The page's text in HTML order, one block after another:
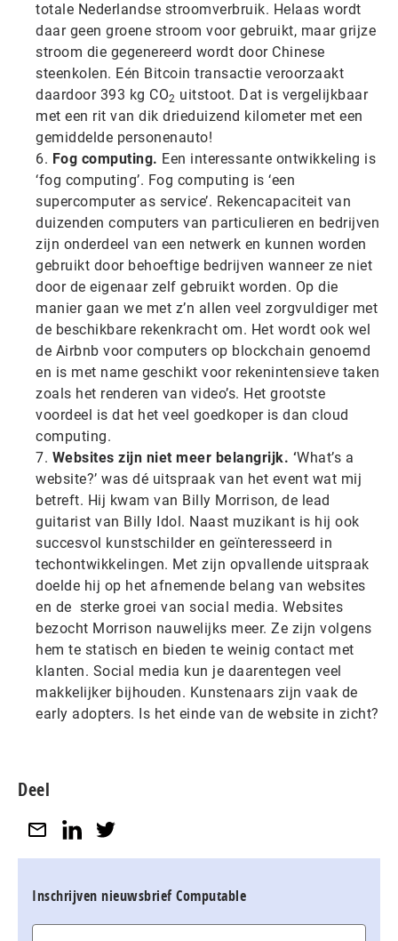
totale Nederlandse stroomverbruik. Helaas wordt
daar geen groene stroom voor gebruikt, maar grijze
stroom die gegenereerd wordt door Chinese
steenkolen. Eén Bitcoin transactie veroorzaakt
daardoor 393 kg CO2 uitstoot. Dat is vergelijkbaar
met een rit van dik drieduizend kilometer met een
gemiddelde personenauto!
Fog computing. Een interessante ontwikkeling is
‘fog computing’. Fog computing is ‘een
supercomputer as service’. Rekencapaciteit van
duizenden computers van particulieren en bedrijven
zijn onderdeel van een netwerk en kunnen worden
gebruikt door behoeftige bedrijven wanneer ze niet
door de eigenaar zelf gebruikt worden. Op die
manier gaan we met z’n allen veel zorgvuldiger met
de beschikbare rekenkracht om. Het wordt ook wel
de Airbnb voor computers op blockchain genoemd
en is met name geschikt voor rekenintensieve taken
zoals het renderen van video’s. Het grootste
voordeel is dat het veel goedkoper is dan cloud
computing.
Websites zijn niet meer belangrijk. ‘What’s a
website?’ was dé uitspraak van het event wat mij
betreft. Hij kwam van Billy Morrison, de lead
guitarist van Billy Idol. Naast muzikant is hij ook
succesvol kunstschilder en geïnteresseerd in
techontwikkelingen. Met zijn opvallende uitspraak
doelde hij op het afnemende belang van websites
en de sterke groei van social media. Websites
bezocht Morrison nauwelijks meer. Ze zijn volgens
hem te statisch en bieden te weinig contact met
klanten. Social media kun je daarentegen veel
makkelijker bijhouden. Kunstenaars zijn vaak de
early adopters. Is het einde van de website in zicht?
Deel
Inschrijven nieuwsbrief Computable